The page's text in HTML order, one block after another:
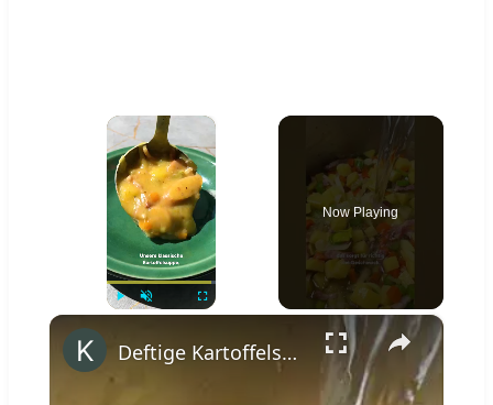
×
Now Playing
×
Deftige Kartoffelsuppe wie von Oma #shorts